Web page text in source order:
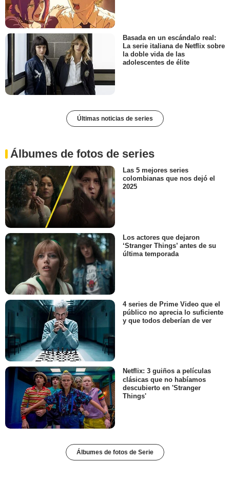
Basada en un escándalo real:
La serie italiana de Netflix sobre
la doble vida de las
adolescentes de élite
Últimas noticias de series
Álbumes de fotos de series
Las 5 mejores series
colombianas que nos dejó el
2025
Los actores que dejaron
‘Stranger Things’ antes de su
última temporada
4 series de Prime Video que el
público no aprecia lo suficiente
y que todos deberían de ver
Netflix: 3 guiños a películas
clásicas que no habíamos
descubierto en 'Stranger
Things'
Álbumes de fotos de Serie